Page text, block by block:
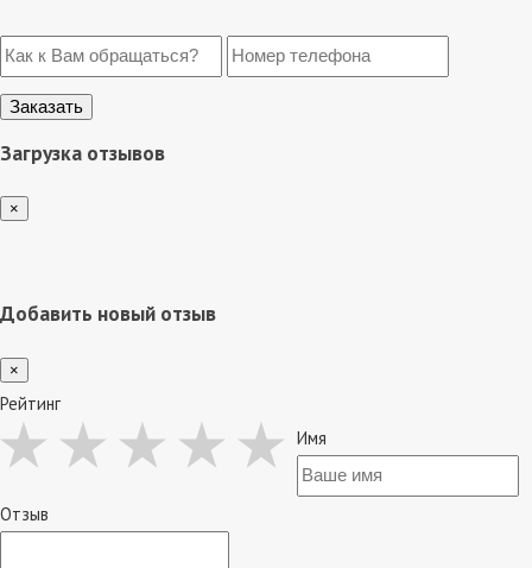
Загрузка отзывов
×
Добавить новый отзыв
×
Рейтинг
Имя
Отзыв